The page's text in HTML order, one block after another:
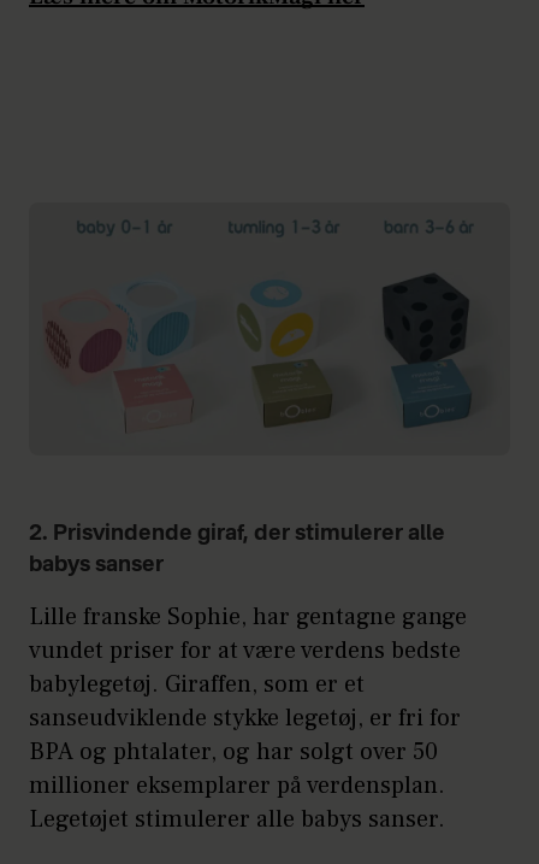
2. Prisvindende giraf, der stimulerer alle
babys sanser
Lille franske Sophie, har gentagne gange
vundet priser for at være verdens bedste
babylegetøj. Giraffen, som er et
sanseudviklende stykke legetøj, er fri for
BPA og phtalater, og har solgt over 50
millioner eksemplarer på verdensplan.
Legetøjet stimulerer alle babys sanser.